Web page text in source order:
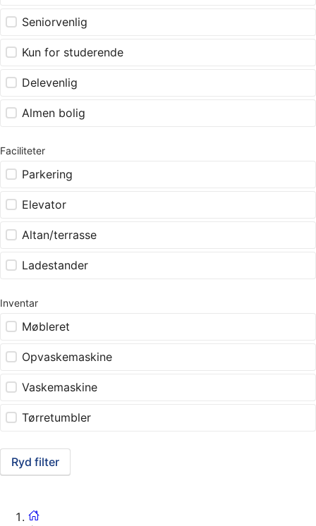
Seniorvenlig
Kun for studerende
Delevenlig
Almen bolig
Faciliteter
Parkering
Elevator
Altan/terrasse
Ladestander
Inventar
Møbleret
Opvaskemaskine
Vaskemaskine
Tørretumbler
Ryd filter